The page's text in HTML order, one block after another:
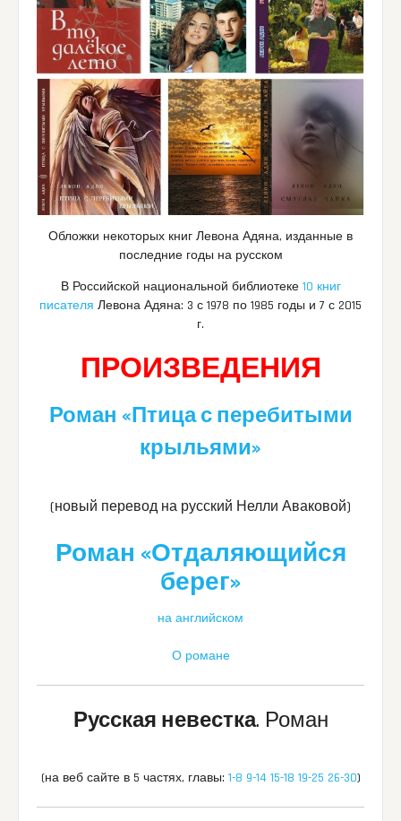
Обложки некоторых книг Левона Адяна, изданные в
последние годы на русском
В Российской национальной библиотеке 10 книг
писателя Левона Адяна: 3 с 1978 по 1985 годы и 7 с 2015
г.
ПРОИЗВЕДЕНИЯ
Роман «Птица с перебитыми
крыльями»
(новый перевод на русский Нелли Аваковой)
Роман «Отдаляющийся
берег»
на английском
О романе
Русская невестка. Роман
(на веб сайте в 5 частях, главы: 1-8 9-14 15-18 19-25 26-30)